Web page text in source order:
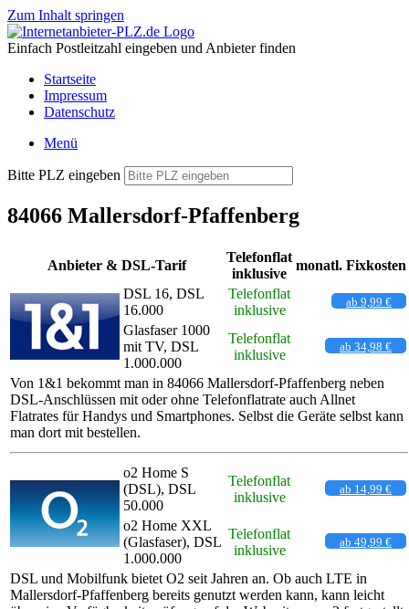
Zum Inhalt springen
Einfach Postleitzahl eingeben und Anbieter finden
Startseite
Impressum
Datenschutz
Menü
Bitte PLZ eingeben
84066 Mallersdorf-Pfaffenberg
Anbieter & DSL-Tarif
Telefonflat
inklusive
monatl. Fixkosten
DSL 16, DSL
16.000
Telefonflat
inklusive
ab 9,99 €
Glasfaser 1000
mit TV, DSL
1.000.000
Telefonflat
inklusive
ab 34,98 €
Von 1&1 bekommt man in 84066 Mallersdorf-Pfaffenberg neben
DSL-Anschlüssen mit oder ohne Telefonflatrate auch Allnet
Flatrates für Handys und Smartphones. Selbst die Geräte selbst kann
man dort mit bestellen.
o2 Home S
(DSL), DSL
50.000
Telefonflat
inklusive
ab 14,99 €
o2 Home XXL
(Glasfaser), DSL
1.000.000
Telefonflat
inklusive
ab 49,99 €
DSL und Mobilfunk bietet O2 seit Jahren an. Ob auch LTE in
Mallersdorf-Pfaffenberg bereits genutzt werden kann, kann leicht